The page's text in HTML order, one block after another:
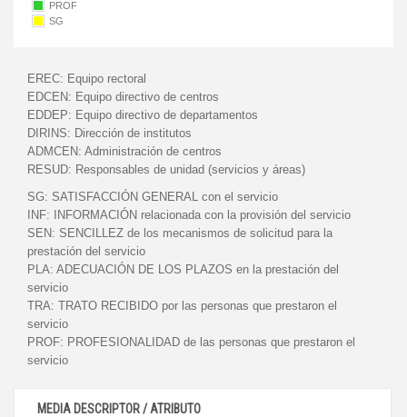
PROF
SG
EREC: Equipo rectoral
EDCEN: Equipo directivo de centros
EDDEP: Equipo directivo de departamentos
DIRINS: Dirección de institutos
ADMCEN: Administración de centros
RESUD: Responsables de unidad (servicios y áreas)
SG: SATISFACCIÓN GENERAL con el servicio
INF:
INFORMACIÓN relacionada con la provisión del servicio
SEN: SENCILLEZ de los mecanismos de solicitud para la
prestación del servicio
PLA: ADECUACIÓN DE LOS PLAZOS en la prestación del
servicio
TRA: TRATO RECIBIDO por las personas que prestaron el
servicio
PROF: PROFESIONALIDAD de las personas que prestaron el
servicio
MEDIA DESCRIPTOR / ATRIBUTO